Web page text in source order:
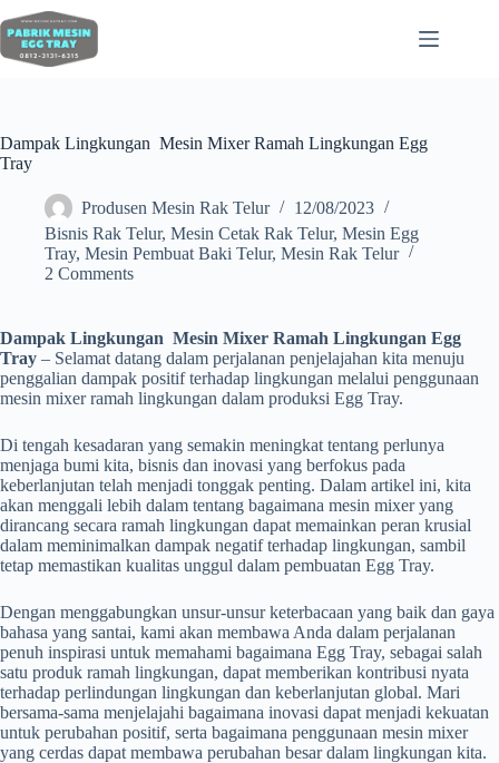
Dampak Lingkungan Mesin Mixer Ramah Lingkungan Egg
Tray
Produsen Mesin Rak Telur
12/08/2023
Bisnis Rak Telur, Mesin Cetak Rak Telur, Mesin Egg
Tray, Mesin Pembuat Baki Telur, Mesin Rak Telur
2 Comments
Dampak Lingkungan Mesin Mixer Ramah Lingkungan Egg
Tray – Selamat datang dalam perjalanan penjelajahan kita menuju
penggalian dampak positif terhadap lingkungan melalui penggunaan
mesin mixer ramah lingkungan dalam produksi Egg Tray.
Di tengah kesadaran yang semakin meningkat tentang perlunya
menjaga bumi kita, bisnis dan inovasi yang berfokus pada
keberlanjutan telah menjadi tonggak penting. Dalam artikel ini, kita
akan menggali lebih dalam tentang bagaimana mesin mixer yang
dirancang secara ramah lingkungan dapat memainkan peran krusial
dalam meminimalkan dampak negatif terhadap lingkungan, sambil
tetap memastikan kualitas unggul dalam pembuatan Egg Tray.
Dengan menggabungkan unsur-unsur keterbacaan yang baik dan gaya
bahasa yang santai, kami akan membawa Anda dalam perjalanan
penuh inspirasi untuk memahami bagaimana Egg Tray, sebagai salah
satu produk ramah lingkungan, dapat memberikan kontribusi nyata
terhadap perlindungan lingkungan dan keberlanjutan global. Mari
bersama-sama menjelajahi bagaimana inovasi dapat menjadi kekuatan
untuk perubahan positif, serta bagaimana penggunaan mesin mixer
yang cerdas dapat membawa perubahan besar dalam lingkungan kita.